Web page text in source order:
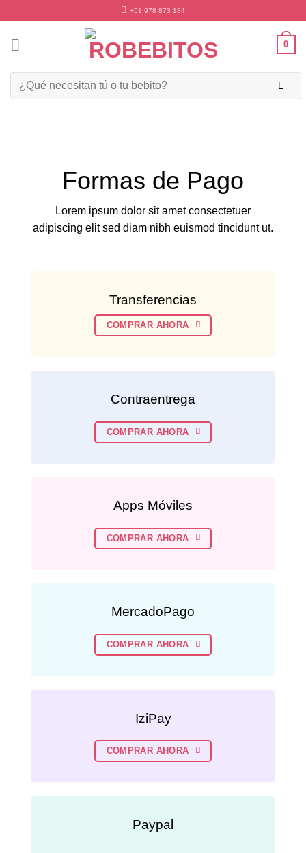
content
+51 978 873 184
0
por:
Formas de Pago
Lorem ipsum dolor sit amet consectetuer
adipiscing elit sed diam nibh euismod tincidunt ut.
Transferencias
COMPRAR AHORA
Contraentrega
COMPRAR AHORA
Apps Móviles
COMPRAR AHORA
MercadoPago
COMPRAR AHORA
IziPay
COMPRAR AHORA
Paypal